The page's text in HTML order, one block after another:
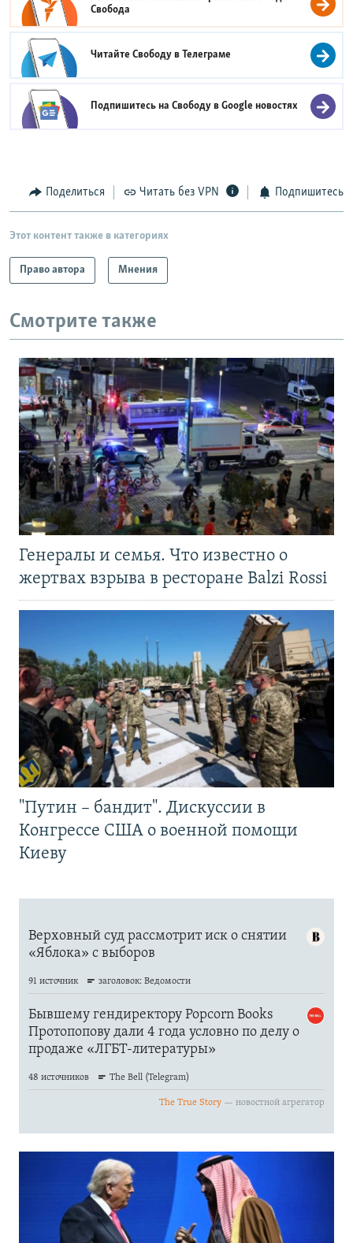
Свобода
Читайте Свободу вТелеграме
Подпишитесь на Свободу вGoogle новостях
Поделиться Читать без VPN Подпишитесь
Этот контент также в категориях
Право автора Мнения
Смотрите также
Генералы и семья. Что известно о
жертвах взрыва в ресторане Balzi Rossi
"Путин – бандит". Дискуссии в
Конгрессе США о военной помощи
Киеву